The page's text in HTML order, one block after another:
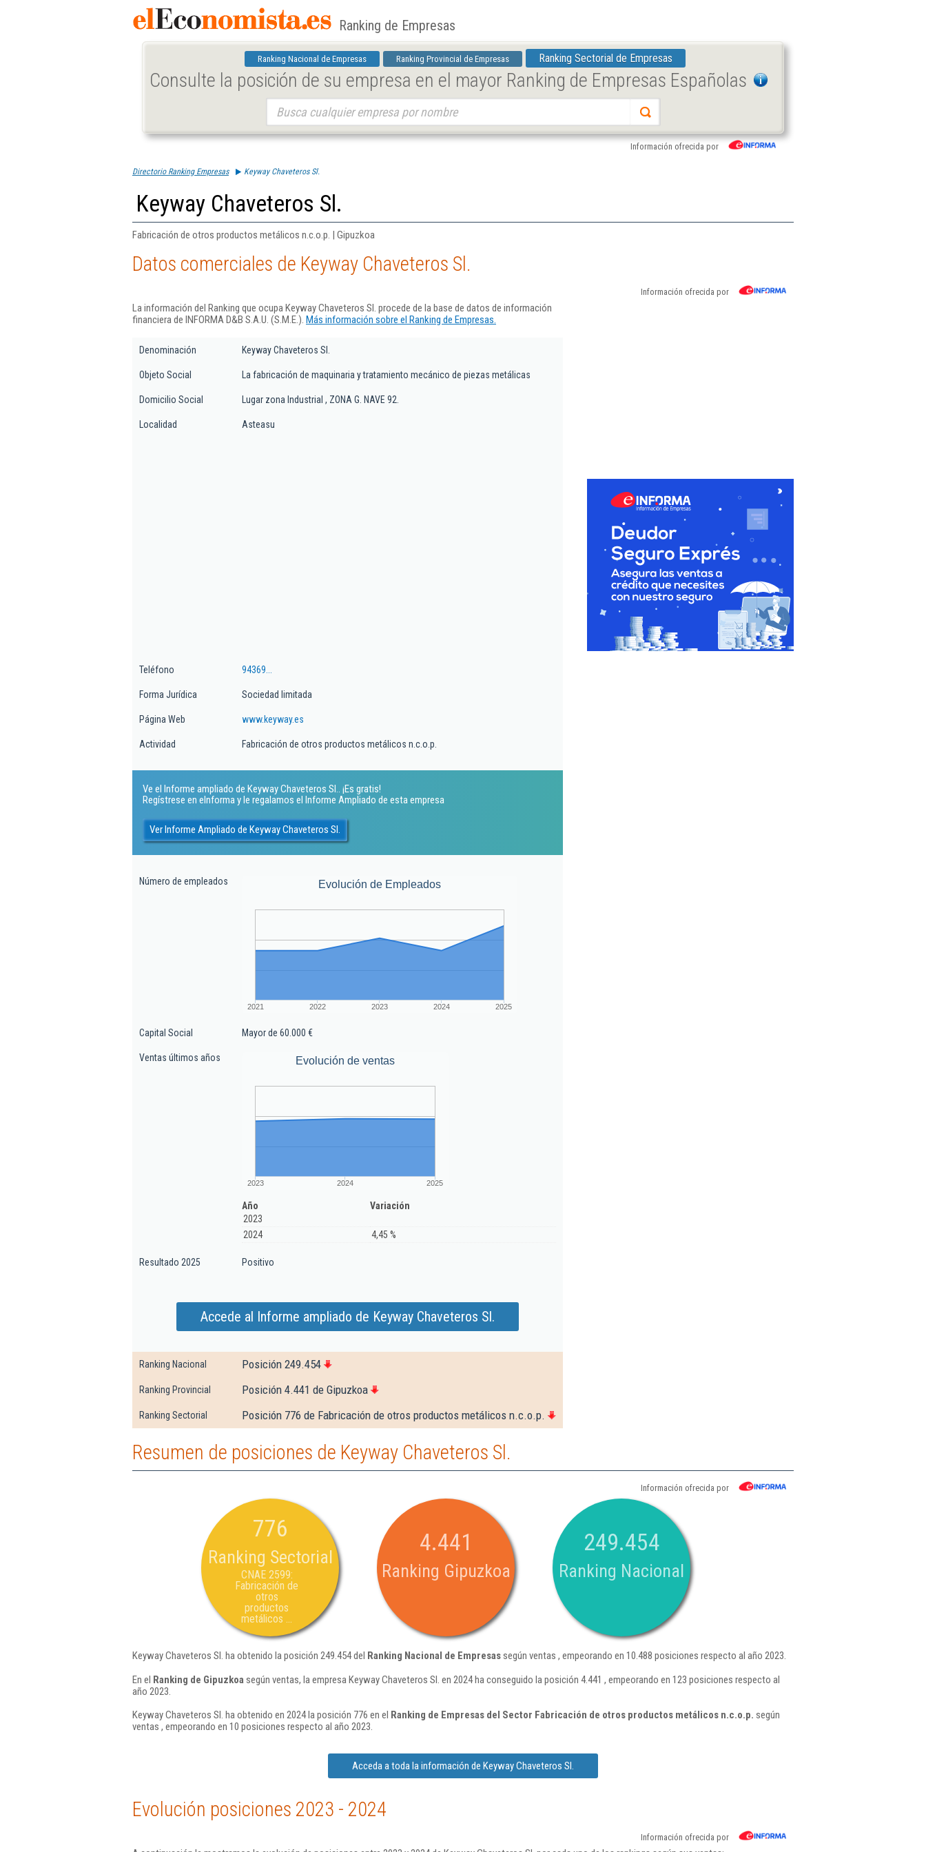
Ranking de Empresas
Ranking Nacional de Empresas Ranking Provincial de Empresas Ranking Sectorial de Empresas
Consulte la posición de su empresa en el mayor Ranking de Empresas Españolas
Información ofrecida por
Directorio Ranking Empresas Keyway Chaveteros Sl.
Keyway Chaveteros Sl.
Fabricación de otros productos metálicos n.c.o.p. | Gipuzkoa
Datos comerciales de Keyway Chaveteros Sl.
Información ofrecida por
La información del Ranking que ocupa Keyway Chaveteros Sl. procede de la base de datos de información
financiera de INFORMA D&B S.A.U. (S.M.E.). Más información sobre el Ranking de Empresas.
Denominación Keyway Chaveteros Sl.
Objeto Social La fabricación de maquinaria y tratamiento mecánico de piezas metálicas
Domicilio Social Lugar zona Industrial , ZONA G. NAVE 92.
Localidad Asteasu
Teléfono 94369...
Forma Jurídica Sociedad limitada
Página Web www.keyway.es
Actividad Fabricación de otros productos metálicos n.c.o.p.
Ve el Informe ampliado de Keyway Chaveteros Sl.. ¡Es gratis!
Regístrese en eInforma y le regalamos el Informe Ampliado de esta empresa
Ver Informe Ampliado de Keyway Chaveteros Sl.
Número de empleados Evolución de Empleados
2021 2022 2023 2024 2025
Capital Social Mayor de 60.000 €
Ventas últimos años Evolución de ventas
2023 2024 2025
Año
Variación
2023
2024
4,45 %
Resultado 2025 Positivo
Accede al Informe ampliado de Keyway Chaveteros Sl.
Ranking Nacional Posición 249.454
Ranking Provincial Posición 4.441 de Gipuzkoa
Ranking Sectorial Posición 776 de Fabricación de otros productos metálicos n.c.o.p.
Resumen de posiciones de Keyway Chaveteros Sl.
Información ofrecida por
776
Ranking Sectorial
CNAE 2599:
Fabricación de
otros
productos
metálicos ...
4.441
Ranking Gipuzkoa
249.454
Ranking Nacional
Keyway Chaveteros Sl. ha obtenido la posición 249.454 del Ranking Nacional de Empresassegún ventas , empeorando en 10.488 posiciones respecto al año 2023.
En el Ranking de Gipuzkoa según ventas, la empresa Keyway Chaveteros Sl. en 2024 ha conseguido la posición 4.441 , empeorando en 123 posiciones respecto al
año 2023.
Keyway Chaveteros Sl. ha obtenido en 2024 la posición 776 en el Ranking de Empresas del Sector Fabricación de otros productos metálicos n.c.o.p. según
ventas , empeorando en 10 posiciones respecto al año 2023.
Acceda a toda la información de Keyway Chaveteros Sl.
Evolución posiciones 2023 - 2024
Información ofrecida por